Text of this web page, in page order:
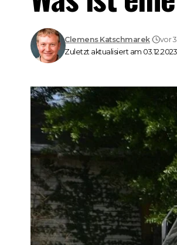
Zuletzt aktualisiert am 03.12.2023
Clemens Katschmarek vor